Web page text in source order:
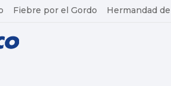
Fiebre por el Gordo Hermandad